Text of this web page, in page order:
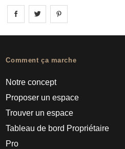
Share on facebook
Share on
Comment ça marche
Notre concept
Proposer un espace
Trouver un espace
Tableau de bord Propriétaire
Pro